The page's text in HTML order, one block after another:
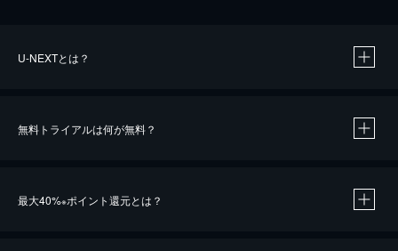
U-NEXTとは？
無料トライアルは何が無料？
最大40%※ポイント還元とは？